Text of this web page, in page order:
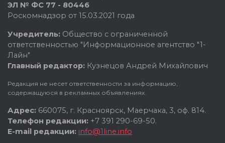
ЭЛ № ФС 77 - 80446
Роскомнадзор от 15.03.2021 года
Учредитель: Общество с ограниченной
ответственностью "Информационное агентство "1-
Лайн"
Главный редактор: Кузнецов Андрей Михайлович
Редакция не несет ответственности за информацию,
содержащуюся в рекламных объявлениях.
Адрес: 660075, г. Красноярск, Маерчака, 3, оф. 814.
Телефон редакции: +7 391 290-69-50.
E-mail редакции: info@1line.info